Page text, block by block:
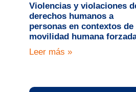
Violencias y violaciones
derechos humanos a
personas en contextos de
movilidad humana
Leer más »